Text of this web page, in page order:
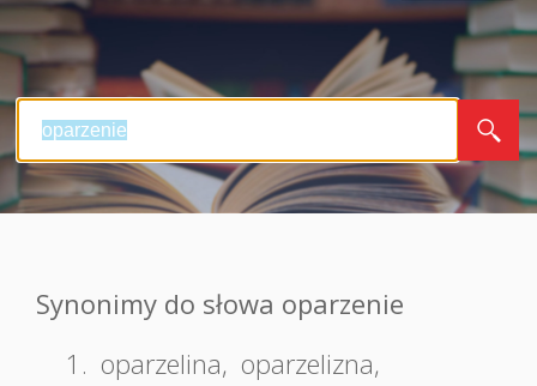
Synonimy do słowa oparzenie
1. oparzelina, oparzelizna,